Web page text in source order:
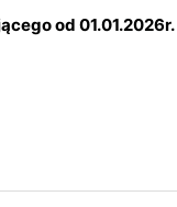
od 01.01.2026r.